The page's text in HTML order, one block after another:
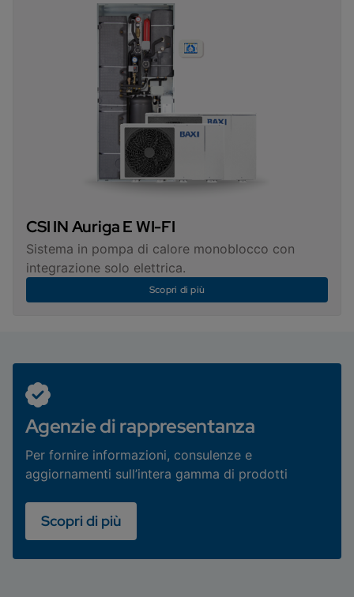
CSI IN Auriga E WI-FI
Sistema in pompa di calore monoblocco con
integrazione solo elettrica.
Scopri di più
Agenzie di rappresentanza
Per fornire informazioni, consulenze e
aggiornamenti sull’intera gamma di prodotti
Scopri di più